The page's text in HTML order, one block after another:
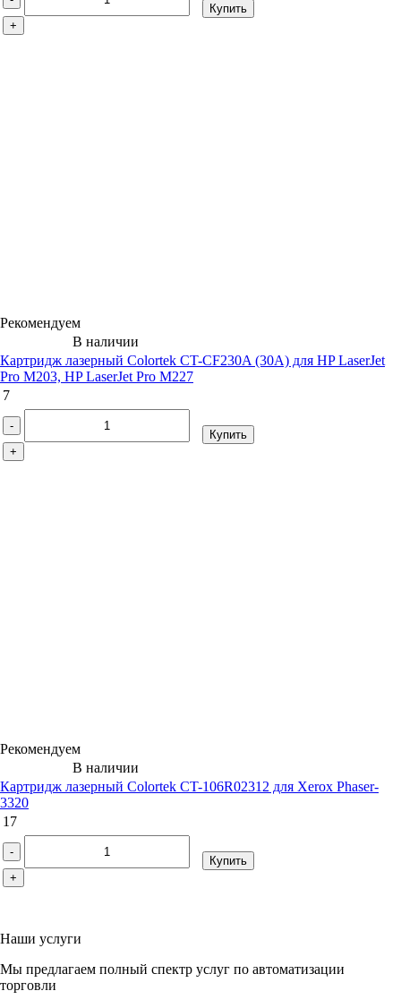
+
Купить
Рекомендуем
В наличии
Картридж лазерный Colortek CT-CF230A (30A) для HP LaserJet
Pro M203, HP LaserJet Pro M227
7
-
+
Купить
Рекомендуем
В наличии
Картридж лазерный Colortek CT-106R02312 для Xerox Phaser-
3320
17
-
+
Купить
Наши услуги
Мы предлагаем полный спектр услуг по автоматизации
торговли